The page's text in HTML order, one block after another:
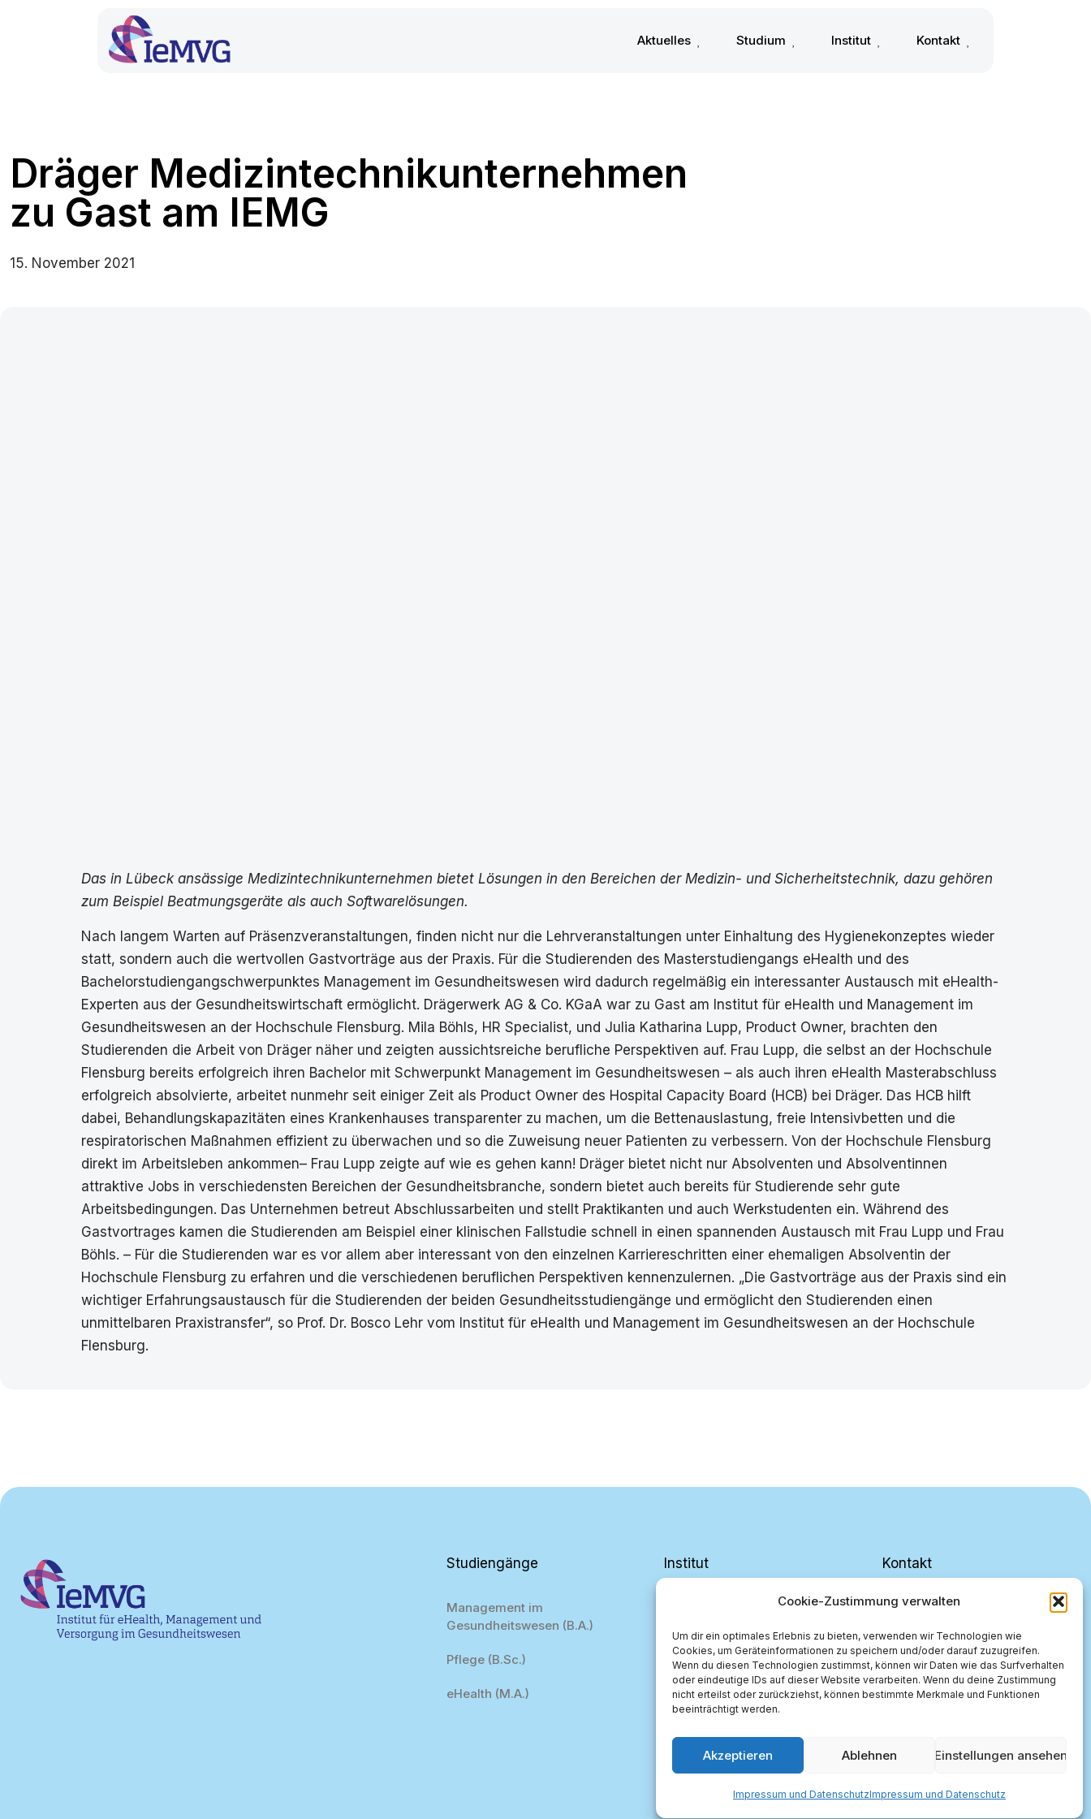
Cookie-Zustimmung verwalten
Um dir ein optimales Erlebnis zu bieten, verwenden wir Technologien wie
Cookies, um Geräteinformationen zu speichern und/oder darauf zuzugreifen.
Wenn du diesen Technologien zustimmst, können wir Daten wie das Surfverhalten
oder eindeutige IDs auf dieser Website verarbeiten. Wenn du deine Zustimmung
nicht erteilst oder zurückziehst, können bestimmte Merkmale und Funktionen
beeinträchtigt werden.
Akzeptieren Ablehnen Einstellungen ansehen
Impressum und DatenschutzImpressum und Datenschutz
Aktuelles Studium Institut Kontakt
Dräger Medizintechnikunternehmen
zu Gast am IEMG
15. November 2021
Das in Lübeck ansässige Medizintechnikunternehmen bietet Lösungen in den Bereichen der Medizin- und Sicherheitstechnik, dazu gehören
zum Beispiel Beatmungsgeräte als auch Softwarelösungen.
Nach langem Warten auf Präsenzveranstaltungen, finden nicht nur die Lehrveranstaltungen unter Einhaltung des Hygienekonzeptes wieder
statt, sondern auch die wertvollen Gastvorträge aus der Praxis. Für die Studierenden des Masterstudiengangs eHealth und des
Bachelorstudiengangschwerpunktes Management im Gesundheitswesen wird dadurch regelmäßig ein interessanter Austausch mit eHealth-
Experten aus der Gesundheitswirtschaft ermöglicht. Drägerwerk AG & Co. KGaA war zu Gast am Institut für eHealth und Management im
Gesundheitswesen an der Hochschule Flensburg. Mila Böhls, HR Specialist, und Julia Katharina Lupp, Product Owner, brachten den
Studierenden die Arbeit von Dräger näher und zeigten aussichtsreiche berufliche Perspektiven auf. Frau Lupp, die selbst an der Hochschule
Flensburg bereits erfolgreich ihren Bachelor mit Schwerpunkt Management im Gesundheitswesen – als auch ihren eHealth Masterabschluss
erfolgreich absolvierte, arbeitet nunmehr seit einiger Zeit als Product Owner des Hospital Capacity Board (HCB) bei Dräger. Das HCB hilft
dabei, Behandlungskapazitäten eines Krankenhauses transparenter zu machen, um die Bettenauslastung, freie Intensivbetten und die
respiratorischen Maßnahmen effizient zu überwachen und so die Zuweisung neuer Patienten zu verbessern. Von der Hochschule Flensburg
direkt im Arbeitsleben ankommen– Frau Lupp zeigte auf wie es gehen kann! Dräger bietet nicht nur Absolventen und Absolventinnen
attraktive Jobs in verschiedensten Bereichen der Gesundheitsbranche, sondern bietet auch bereits für Studierende sehr gute
Arbeitsbedingungen. Das Unternehmen betreut Abschlussarbeiten und stellt Praktikanten und auch Werkstudenten ein. Während des
Gastvortrages kamen die Studierenden am Beispiel einer klinischen Fallstudie schnell in einen spannenden Austausch mit Frau Lupp und Frau
Böhls. – Für die Studierenden war es vor allem aber interessant von den einzelnen Karriereschritten einer ehemaligen Absolventin der
Hochschule Flensburg zu erfahren und die verschiedenen beruflichen Perspektiven kennenzulernen. „Die Gastvorträge aus der Praxis sind ein
wichtiger Erfahrungsaustausch für die Studierenden der beiden Gesundheitsstudiengänge und ermöglicht den Studierenden einen
unmittelbaren Praxistransfer“, so Prof. Dr. Bosco Lehr vom Institut für eHealth und Management im Gesundheitswesen an der Hochschule
Flensburg.
Studiengänge
Management im
Gesundheitswesen (B.A.)
Pflege (B.Sc.)
eHealth (M.A.)
Institut
Team
Kontakt
Institut ieMVG
Hochschule Flensburg
Kanzleistraße 91-93
24943 Flensburg, Germany